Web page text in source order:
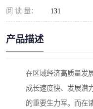
阅 读 量： 131
产品描述
在区域经济高质量发
成长速度快、发展潜
的重要生力军。而在